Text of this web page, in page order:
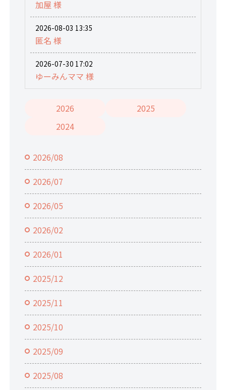
加屋 様
2026-08-03 13:35
匿名 様
2026-07-30 17:02
ゆーみんママ 様
2026
2025
2024
2026/08
2026/07
2026/05
2026/02
2026/01
2025/12
2025/11
2025/10
2025/09
2025/08